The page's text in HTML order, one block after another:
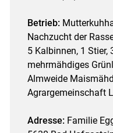
Betrieb:
Nachzucht der
5 Kalbinnen, 1 Stier,
mehrmähdiges
Almweide
Agrargemeinschaft
Adresse: Familie